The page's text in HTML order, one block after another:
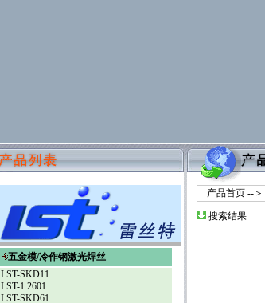
产品首页 --＞
搜索结果
五金模/冷作钢激光焊丝
LST-SKD11
LST-1.2601
LST-SKD61